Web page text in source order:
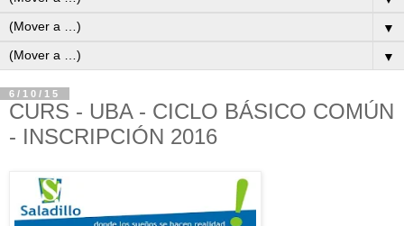
▼
▼
6/10/15
CURS - UBA - CICLO BÁSICO COMÚN
- INSCRIPCIÓN 2016